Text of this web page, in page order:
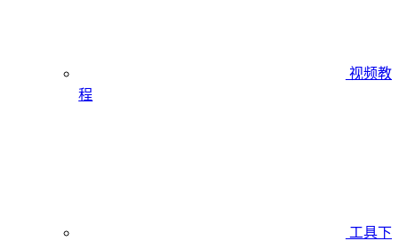
视频教
程
工具下